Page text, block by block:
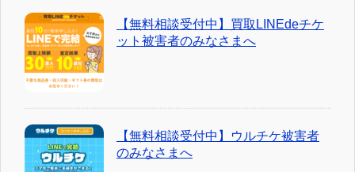
【無料相談受付中】買取LINEdeチケ
ット被害者のみなさまへ
【無料相談受付中】ウルチケ被害者
のみなさまへ